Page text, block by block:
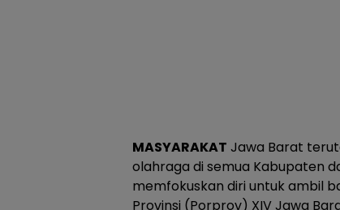
MASYARAKAT Jawa Barat
olahraga di semua Kabupaten
memfokuskan diri untuk ambil
Provinsi (Porprov) XIV Jawa